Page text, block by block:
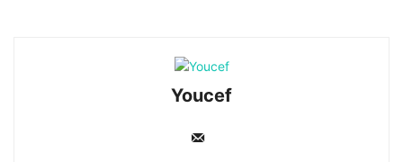
Youcef